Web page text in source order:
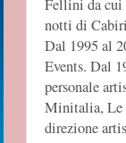
Fellini da cui
notti di
Dal 1995 al
Events. Dal
personale
Minitalia, Le
direzione